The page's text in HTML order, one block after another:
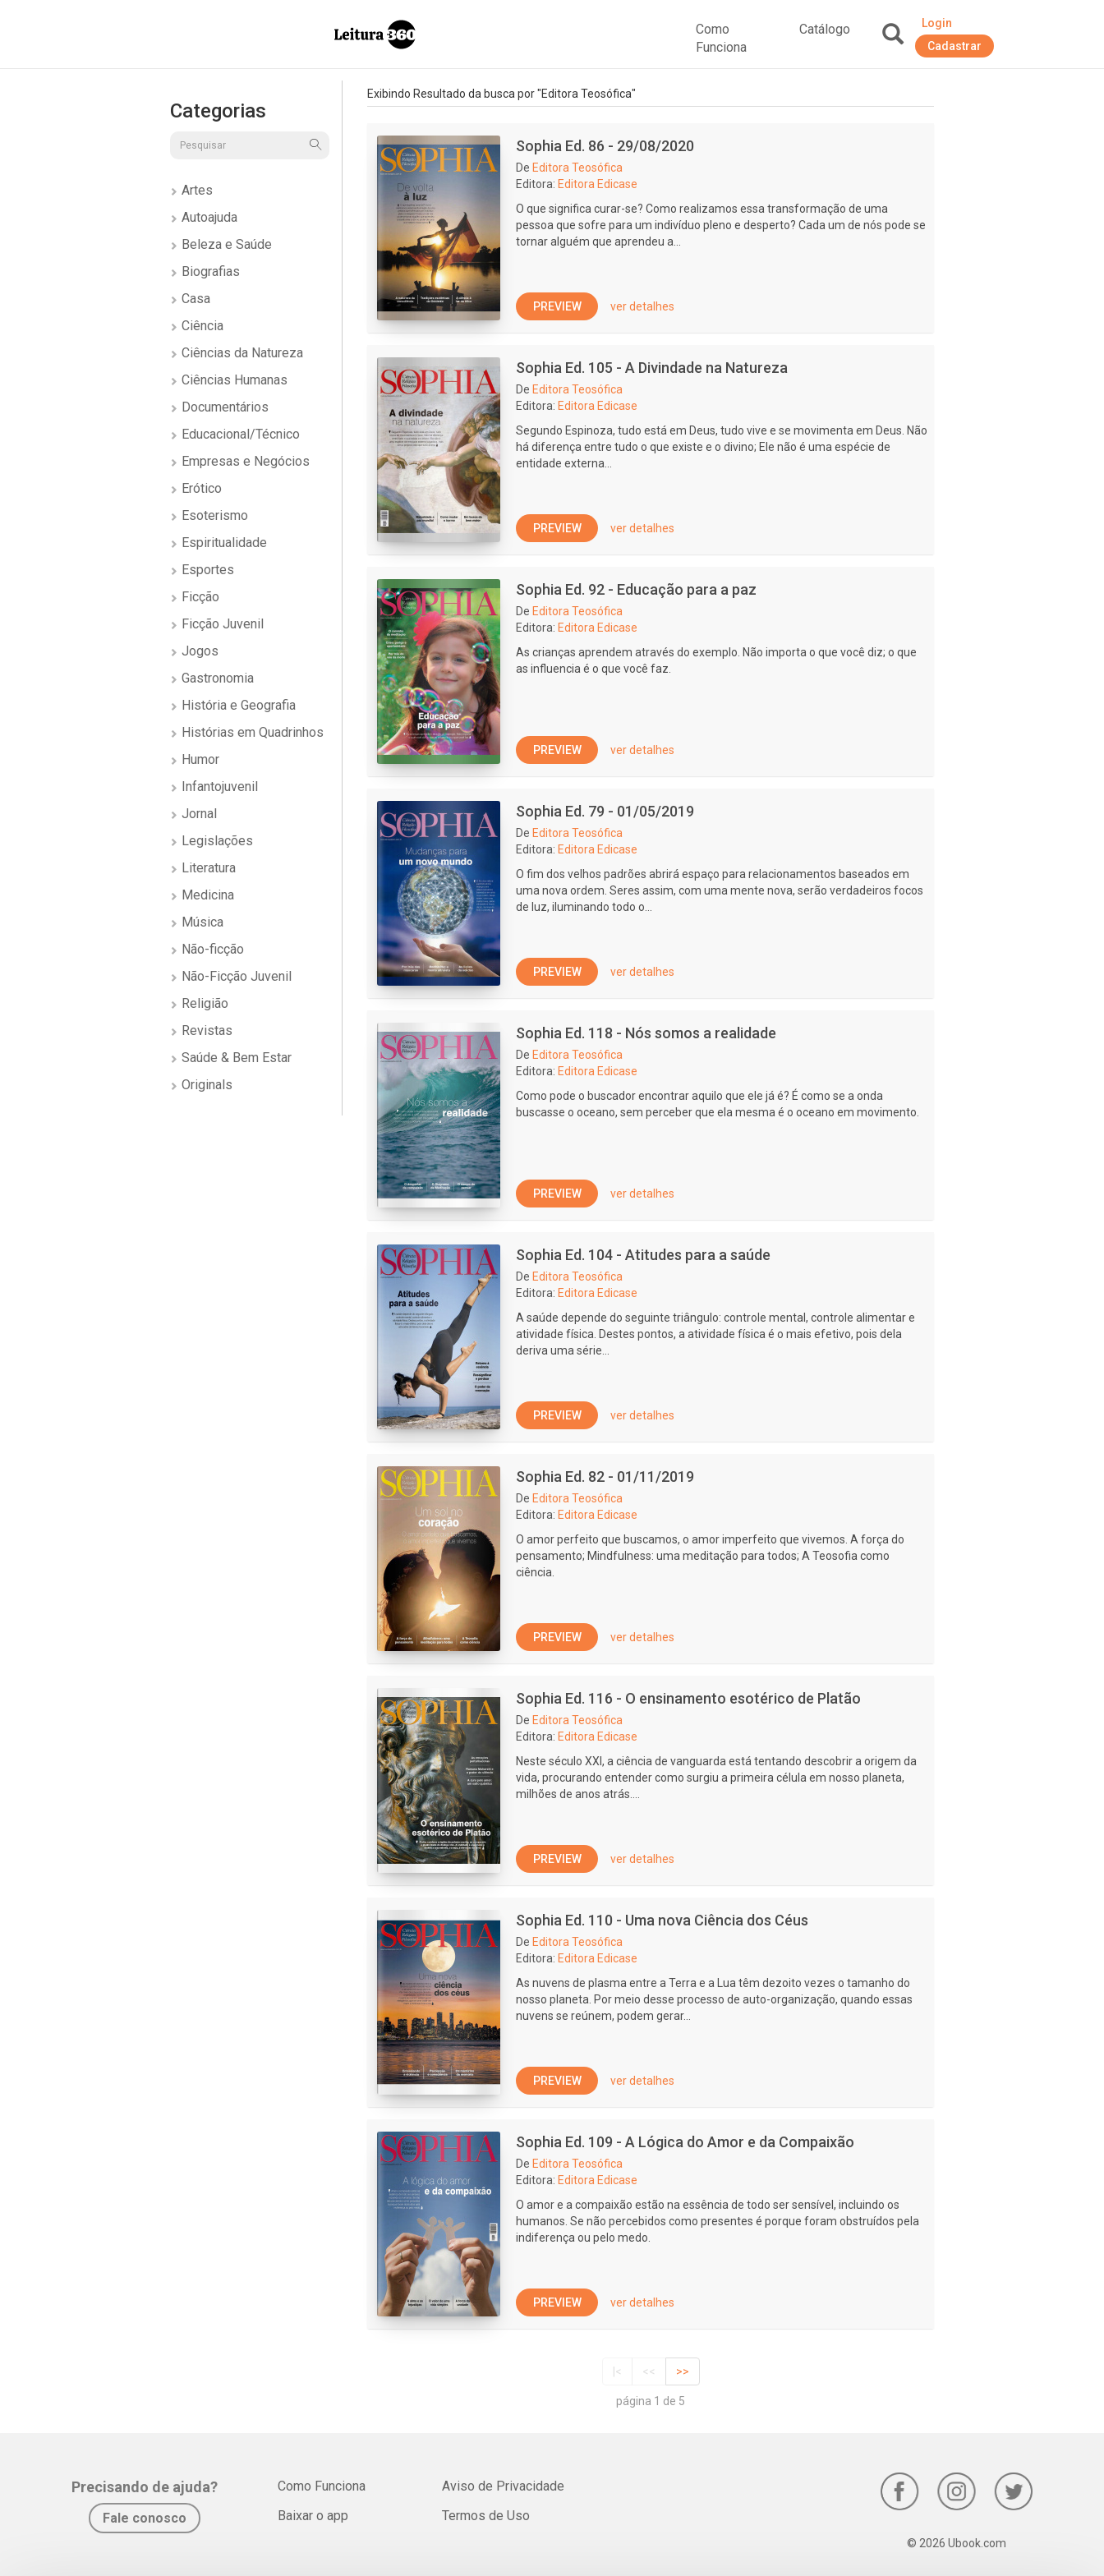
Como
Funciona
Catálogo
Login
Cadastrar
Categorias
Artes
Autoajuda
Beleza e Saúde
Biografias
Casa
Ciência
Ciências da Natureza
Ciências Humanas
Documentários
Educacional/Técnico
Empresas e Negócios
Erótico
Esoterismo
Espiritualidade
Esportes
Ficção
Ficção Juvenil
Jogos
Gastronomia
História e Geografia
Histórias em Quadrinhos
Humor
Infantojuvenil
Jornal
Legislações
Literatura
Medicina
Música
Não-ficção
Não-Ficção Juvenil
Religião
Revistas
Saúde & Bem Estar
Originals
Exibindo Resultado da busca por "Editora Teosófica"
Sophia Ed. 86 - 29/08/2020
De Editora Teosófica
Editora: Editora Edicase
O que significa curar-se? Como realizamos essa transformação de uma
pessoa que sofre para um indivíduo pleno e desperto? Cada um de nós pode se
tornar alguém que aprendeu a...
PREVIEW ver detalhes
Sophia Ed. 105 - A Divindade na Natureza
De Editora Teosófica
Editora: Editora Edicase
Segundo Espinoza, tudo está em Deus, tudo vive e se movimenta em Deus. Não
há diferença entre tudo o que existe e o divino; Ele não é uma espécie de
entidade externa...
PREVIEW ver detalhes
Sophia Ed. 92 - Educação para a paz
De Editora Teosófica
Editora: Editora Edicase
As crianças aprendem através do exemplo. Não importa o que você diz; o que
as influencia é o que você faz.
PREVIEW ver detalhes
Sophia Ed. 79 - 01/05/2019
De Editora Teosófica
Editora: Editora Edicase
O fim dos velhos padrões abrirá espaço para relacionamentos baseados em
uma nova ordem. Seres assim, com uma mente nova, serão verdadeiros focos
de luz, iluminando todo o...
PREVIEW ver detalhes
Sophia Ed. 118 - Nós somos a realidade
De Editora Teosófica
Editora: Editora Edicase
Como pode o buscador encontrar aquilo que ele já é? É como se a onda
buscasse o oceano, sem perceber que ela mesma é o oceano em movimento.
PREVIEW ver detalhes
Sophia Ed. 104 - Atitudes para a saúde
De Editora Teosófica
Editora: Editora Edicase
A saúde depende do seguinte triângulo: controle mental, controle alimentar e
atividade física. Destes pontos, a atividade física é o mais efetivo, pois dela
deriva uma série...
PREVIEW ver detalhes
Sophia Ed. 82 - 01/11/2019
De Editora Teosófica
Editora: Editora Edicase
O amor perfeito que buscamos, o amor imperfeito que vivemos. A força do
pensamento; Mindfulness: uma meditação para todos; A Teosofia como
ciência.
PREVIEW ver detalhes
Sophia Ed. 116 - O ensinamento esotérico de Platão
De Editora Teosófica
Editora: Editora Edicase
Neste século XXI, a ciência de vanguarda está tentando descobrir a origem da
vida, procurando entender como surgiu a primeira célula em nosso planeta,
milhões de anos atrás....
PREVIEW ver detalhes
Sophia Ed. 110 - Uma nova Ciência dos Céus
De Editora Teosófica
Editora: Editora Edicase
As nuvens de plasma entre a Terra e a Lua têm dezoito vezes o tamanho do
nosso planeta. Por meio desse processo de auto-organização, quando essas
nuvens se reúnem, podem gerar...
PREVIEW ver detalhes
Sophia Ed. 109 - A Lógica do Amor e da Compaixão
De Editora Teosófica
Editora: Editora Edicase
O amor e a compaixão estão na essência de todo ser sensível, incluindo os
humanos. Se não percebidos como presentes é porque foram obstruídos pela
indiferença ou pelo medo.
PREVIEW ver detalhes
|< << >>
página 1 de 5
Precisando de ajuda?
Fale conosco
Como Funciona
Baixar o app
Aviso de Privacidade
Termos de Uso
© 2026 Ubook.com